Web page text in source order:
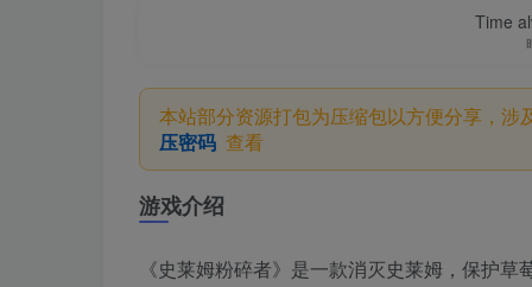
Time
本站部分资源打包为压缩包以方便分享，
压密码 查看
游戏介绍
《史莱姆粉碎者》是一款消灭史莱姆，保护